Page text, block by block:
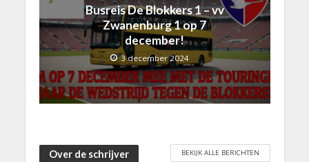
Busreis De Blokkers 1 – vv
Zwanenburg 1 op 7
december!
3 december 2024
Over de schrijver BEKIJK ALLE BERICHTEN